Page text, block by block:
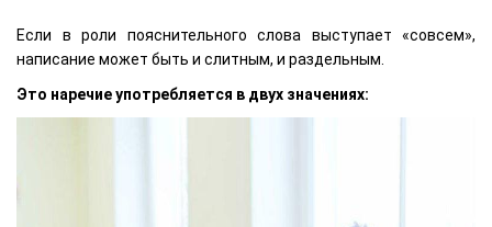
Если в роли пояснительного слова выступает «совсем»,
написание может быть и слитным, и раздельным.
Это наречие употребляется в двух значениях: